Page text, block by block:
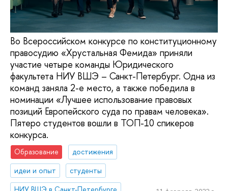
Во Всероссийском конкурсе по конституционному
правосудию «Хрустальная Фемида» приняли
участие четыре команды Юридического
факультета НИУ ВШЭ – Санкт-Петербург. Одна из
команд заняла 2-е место, а также победила в
номинации «Лучшее использование правовых
позиций Европейского суда по правам человека».
Пятеро студентов вошли в ТОП-10 спикеров
конкурса.
Образование
достижения
идеи и опыт
студенты